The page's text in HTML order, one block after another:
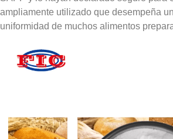
ampliamente utilizado que desempeña
uniformidad de muchos alimentos